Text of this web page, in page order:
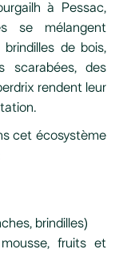
à Pessac,
se mélangent
de bois,
scarabées, des
rendent leur
cet écosystème
brindilles)
fruits et